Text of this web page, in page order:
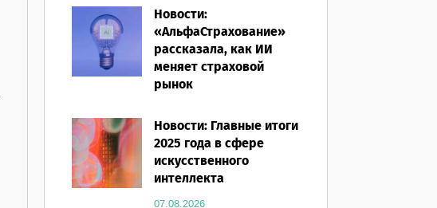
Новости:
«АльфаСтрахование»
рассказала, как ИИ
меняет страховой
рынок
Новости: Главные итоги
2025 года в сфере
искусственного
интеллекта
07.08.2026